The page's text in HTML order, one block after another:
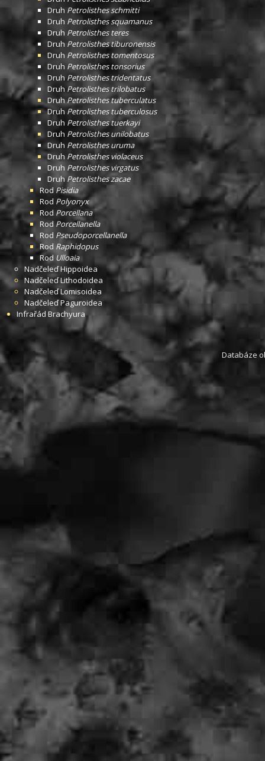
Druh Petrolisthes schmitti
Druh Petrolisthes squamanus
Druh Petrolisthes teres
Druh Petrolisthes tiburonensis
Druh Petrolisthes tomentosus
Druh Petrolisthes tonsorius
Druh Petrolisthes tridentatus
Druh Petrolisthes trilobatus
DruhPetrolisthes tuberculatus
Druh Petrolisthes tuberculosus
Druh Petrolisthes tuerkayi
Druh Petrolisthes unilobatus
Druh Petrolisthes uruma
Druh Petrolisthes violaceus
Druh Petrolisthes virgatus
DruhPetrolisthes zacae
RodPisidia
Rod Polyonyx
Rod Porcellana
RodPorcellanella
Rod Pseudoporcellanella
Rod Raphidopus
Rod Ulloaia
NadčeleďHippoidea
NadčeleďLithodoidea
NadčeleďLomisoidea
NadčeleďPaguroidea
Infrařád Brachyura
Databáze